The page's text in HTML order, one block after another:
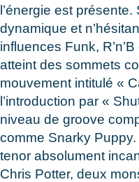
l’énergie est
dynamique et
influences Funk,
atteint des sommets
mouvement intitulé «
l’introduction par «
niveau de groove
comme Snarky
tenor absolument
Chris Potter, deux